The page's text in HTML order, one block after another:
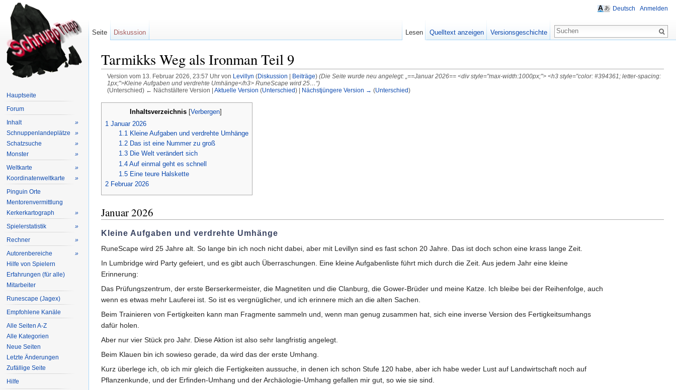
Tarmikks Weg als Ironman Teil 9
Version vom 13. Februar 2026, 23:57 Uhr von Levillyn (Diskussion Beiträge) (Die Seite wurde neu angelegt: „==Januar 2026== <div style="max-width:1000px;"> <h3 style="color: #394361; letter-spacing:
1px;">Kleine Aufgaben und verdrehte Umhänge</h3> RuneScape wird 25…“)
(Unterschied) ← Nächstältere Version | Aktuelle Version (Unterschied) | Nächstjüngere Version → (Unterschied)
Inhaltsverzeichnis [Verbergen]
1 Januar 2026
1.1 Kleine Aufgaben und verdrehte Umhänge
1.2 Das ist eine Nummer zu groß
1.3 Die Welt verändert sich
1.4 Auf einmal geht es schnell
1.5 Eine teure Halskette
2 Februar 2026
Januar 2026
Kleine Aufgaben und verdrehte Umhänge
RuneScape wird 25 Jahre alt. So lange bin ich noch nicht dabei, aber mit Levillyn sind es fast schon 20 Jahre. Das ist doch schon eine krass lange Zeit.
In Lumbridge wird Party gefeiert, und es gibt auch Überraschungen. Eine kleine Aufgabenliste führt mich durch die Zeit. Aus jedem Jahr eine kleine
Erinnerung:
Das Prüfungszentrum, der erste Berserkermeister, die Magnetiten und die Clanburg, die Gower-Brüder und meine Katze. Ich bleibe bei der Reihenfolge, auch
wenn es etwas mehr Lauferei ist. So ist es vergnüglicher, und ich erinnere mich an die alten Sachen.
Beim Trainieren von Fertigkeiten kann man Fragmente sammeln und, wenn man genug zusammen hat, sich eine inverse Version des Fertigkeitsumhangs
dafür holen.
Aber nur vier Stück pro Jahr. Diese Aktion ist also sehr langfristig angelegt.
Beim Klauen bin ich sowieso gerade, da wird das der erste Umhang.
Kurz überlege ich, ob ich mir gleich die Fertigkeiten aussuche, in denen ich schon Stufe 120 habe, aber ich habe weder Lust auf Landwirtschaft noch auf
Pflanzenkunde, und der Erfinden-Umhang und der Archäologie-Umhang gefallen mir gut, so wie sie sind.
Deutsch Anmelden
Seite Diskussion Lesen Quelltext anzeigen Versionsgeschichte
Hauptseite
Forum
Inhalt
»
Schnuppenlandeplätze
»
Schatzsuche
»
Monster
»
Weltkarte
»
Koordinatenweltkarte
»
Pinguin Orte
Mentorenvermittlung
Kerkerkartograph
»
Spielerstatistik
»
Rechner
»
Autorenbereiche
»
Hilfe von Spielern
Erfahrungen (für alle)
Mitarbeiter
Runescape (Jagex)
Empfohlene Kanäle
Alle Seiten A-Z
Alle Kategorien
Neue Seiten
Letzte Änderungen
Zufällige Seite
Hilfe